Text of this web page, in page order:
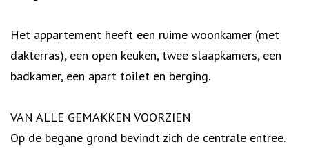
Het appartement heeft een ruime woonkamer (met
dakterras), een open keuken, twee slaapkamers, een
badkamer, een apart toilet en berging.
VAN ALLE GEMAKKEN VOORZIEN
Op de begane grond bevindt zich de centrale entree.